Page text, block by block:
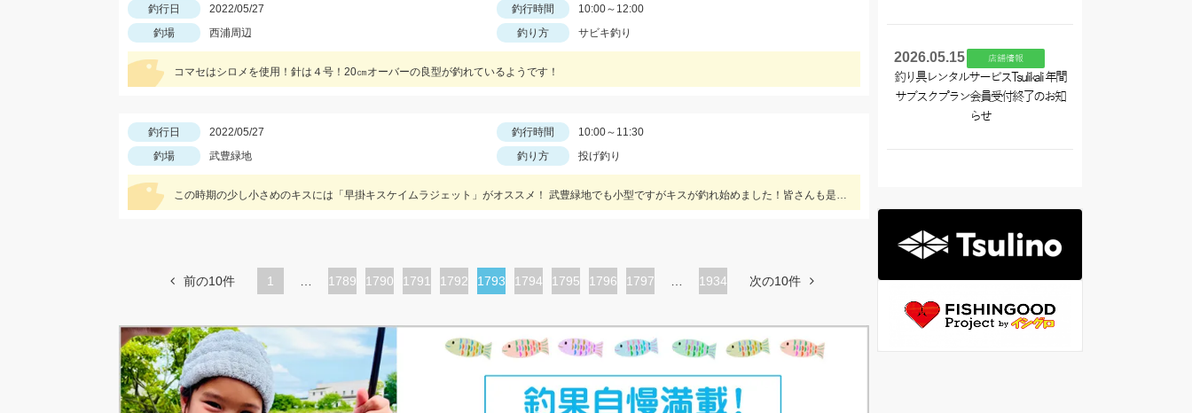
釣行日 2022/05/27 釣行時間
10:00～12:00
釣場
西浦周辺 釣り方 サビキ釣り
コマセはシロメを使用！針は４号！20㎝オーバーの良型が釣れているようです！
釣行日 2022/05/27 釣行時間
10:00～11:30
釣場
武豊緑地 釣り方 投げ釣り
この時期の少し小さめのキスには「早掛キスケイムラジェット」がオススメ！ 武豊緑地でも小型ですがキスが釣れ始めました！皆さんも是非、チャレンジしてみてください！！
前の10件 1
ペ
1789
ペ
ジ
1790
ペ
1791
ペ
1792
カ
ト
1793
ペ
1794
ペ
1795
ペ
1796
ペ
1797 1934 次の10件
2026.05.15 店舗情報
釣り具レンタルサービスTsulikali 年間
サブスクプラン会員受付終了のお知
らせ